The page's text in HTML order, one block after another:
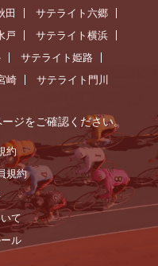
田
サテライト六郷
戸
サテライト横浜
サテライト姫路
崎 サテライト門川
ジをご確認ください。
約
規約
て
ル